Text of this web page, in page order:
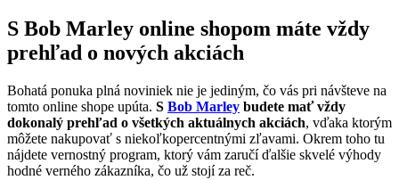
S Bob Marley online shopom máte vždy
prehľad o nových akciách
Bohatá ponuka plná noviniek nie je jediným, čo vás pri návšteve na
tomto online shope upúta. S Bob Marley budete mať vždy
dokonalý prehľad o všetkých aktuálnych akciách, vďaka ktorým
môžete nakupovať s niekoľkopercentnými zľavami. Okrem toho tu
nájdete vernostný program, ktorý vám zaručí ďalšie skvelé výhody
hodné verného zákazníka, čo už stojí za reč.